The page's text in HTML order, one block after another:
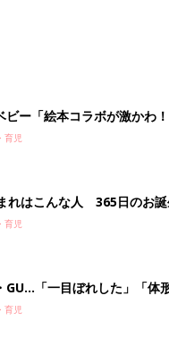
ビー「絵本コラボが激かわ
育児
れはこんな人 365日のお誕
育児
GU…「一目ぼれした」「体
育児